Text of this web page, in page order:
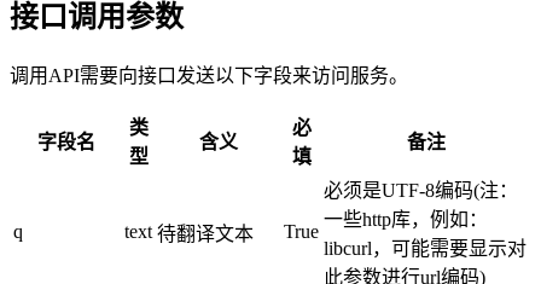
接口调用参数
调用API需要向接口发送以下字段来访问服务。
字段名
类
型
含义
必
填
备注
q text 待翻译文本 True
必须是UTF-8编码(注：
一些http库，例如：
libcurl，可能需要显示对
此参数进行url编码)